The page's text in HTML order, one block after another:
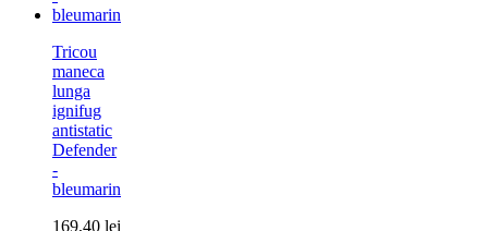
Tricou
maneca
lunga
ignifug
antistatic
Defender
-
bleumarin
169,40 lei